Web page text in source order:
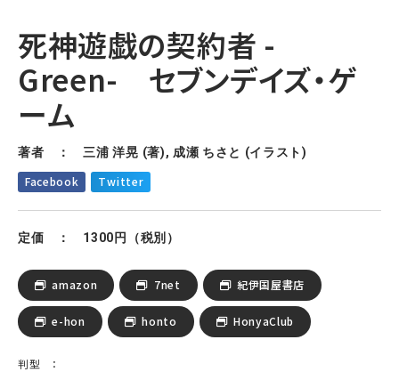
死神遊戯の契約者 -
Green- セブンデイズ・ゲ
ーム
著者 ： 三浦 洋晃 (著), 成瀬 ちさと (イラスト)
Facebook Twitter
定価 ： 1300円（税別）
amazon 7net 紀伊国屋書店
e-hon honto HonyaClub
判型 ：